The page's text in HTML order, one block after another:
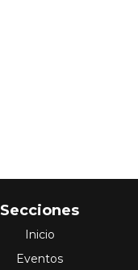
Secciones
Inicio
Eventos